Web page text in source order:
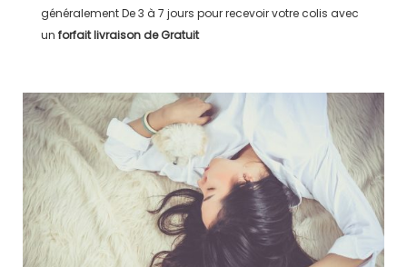
généralementDe 3 à 7 jours pour recevoir votre colis avec
un forfait livraison deGratuit